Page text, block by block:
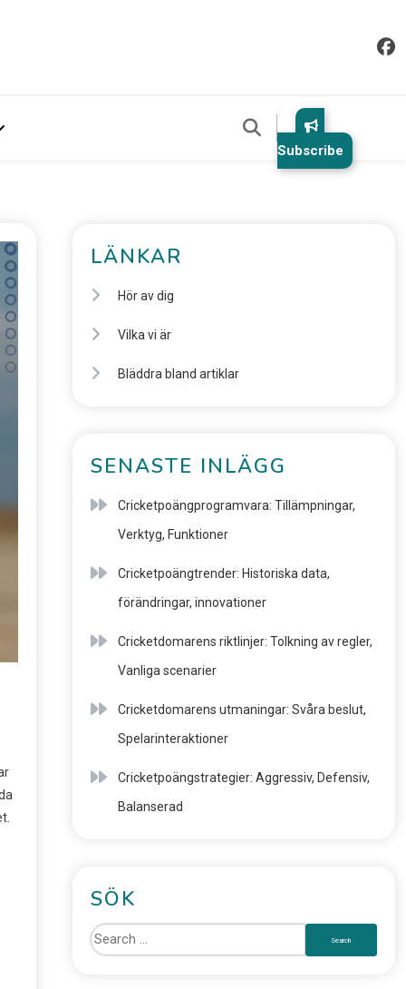
Subscribe
LÄNKAR
Hör av dig
Vilka vi är
Bläddra bland artiklar
SENASTE INLÄGG
Cricketpoängprogramvara: Tillämpningar,
Verktyg, Funktioner
Cricketpoängtrender: Historiska data,
förändringar, innovationer
Cricketdomarens riktlinjer: Tolkning av regler,
Vanliga scenarier
Cricketdomarens utmaningar: Svåra beslut,
Spelarinteraktioner
Cricketpoängstrategier: Aggressiv, Defensiv,
Balanserad
SÖK